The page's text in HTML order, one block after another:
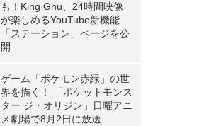
も！King Gnu、24時間映像
が楽しめるYouTube新機能
「ステーション」ページを公
開
ゲーム「ポケモン赤緑」の世
界を描く！ 「ポケットモンス
ター ジ・オリジン」日曜アニ
メ劇場で8月2日に放送